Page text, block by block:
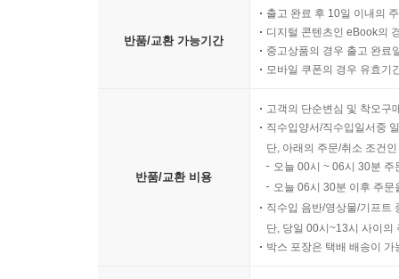
반품/교환 가능기간
출고 완료 후 10일 이내의
디지털 콘텐츠인 eBook의
중고상품의 경우 출고 완료
모바일 쿠폰의 경우 유효기
반품/교환 비용
고객의 단순변심 및 착오구
직수입양서/직수입일서중
단, 아래의 주문/취소 조건
오늘 00시 ~ 06시 30분
오늘 06시 30분 이후 주
직수입 음반/영상물/기프트
단, 당일 00시~13시 사이의
박스 포장은 택배 배송이